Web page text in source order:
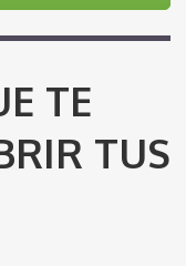
TE
TUS